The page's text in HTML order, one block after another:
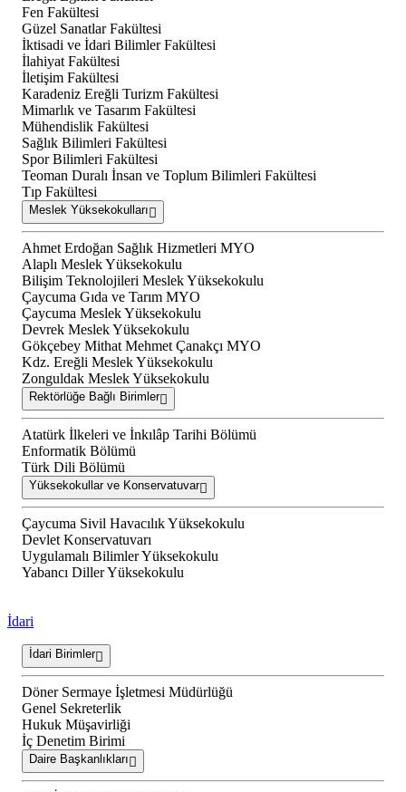
Fen Fakültesi
Güzel Sanatlar Fakültesi
İktisadi ve İdari Bilimler Fakültesi
İlahiyat Fakültesi
İletişim Fakültesi
Karadeniz Ereğli Turizm Fakültesi
Mimarlık ve Tasarım Fakültesi
Mühendislik Fakültesi
Sağlık Bilimleri Fakültesi
Spor Bilimleri Fakültesi
Teoman Duralı İnsan ve Toplum Bilimleri Fakültesi
Tıp Fakültesi
Meslek Yüksekokulları
Ahmet Erdoğan Sağlık Hizmetleri MYO
Alaplı Meslek Yüksekokulu
Bilişim Teknolojileri Meslek Yüksekokulu
Çaycuma Gıda ve Tarım MYO
Çaycuma Meslek Yüksekokulu
Devrek Meslek Yüksekokulu
Gökçebey Mithat Mehmet Çanakçı MYO
Kdz. Ereğli Meslek Yüksekokulu
Zonguldak Meslek Yüksekokulu
Rektörlüğe Bağlı Birimler
Atatürk İlkeleri ve İnkılâp Tarihi Bölümü
Enformatik Bölümü
Türk Dili Bölümü
Yüksekokullar ve Konservatuvar
Çaycuma Sivil Havacılık Yüksekokulu
Devlet Konservatuvarı
Uygulamalı Bilimler Yüksekokulu
Yabancı Diller Yüksekokulu
İdari
İdari Birimler
Döner Sermaye İşletmesi Müdürlüğü
Genel Sekreterlik
Hukuk Müşavirliği
İç Denetim Birimi
Daire Başkanlıkları